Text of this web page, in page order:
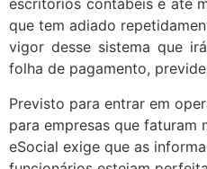
escritórios contábeis e até
que tem adiado
vigor desse sistema que
folha de pagamento,
Previsto para entrar em
para empresas que faturam
eSocial exige que as